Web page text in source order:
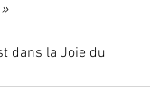
dans la Joie du